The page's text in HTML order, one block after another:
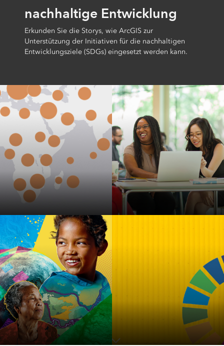
nachhaltige Entwicklung
Erkunden Sie die Storys, wie ArcGIS zur
Unterstützung der Initiativen für die nachhaltigen
Entwicklungsziele (SDGs) eingesetzt werden kann.
Mindestanzahl von
geschlechterspezifischen
Indikatoren
Unterschiede